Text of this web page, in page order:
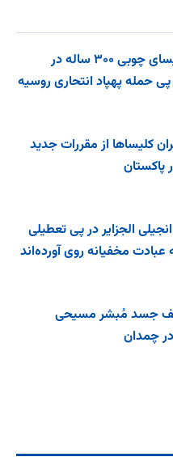
تخریب کلیسای چوبی ۳۰۰ ساله در
پی حمله پهپاد انتحاری روسیه
کلیساها از مقررات جدید
پاکستان
الجزایر در پی تعطیلی
عبادت مخفیانه روی آورده‌اند
جسد مُبشر مسیحی
در چمدان